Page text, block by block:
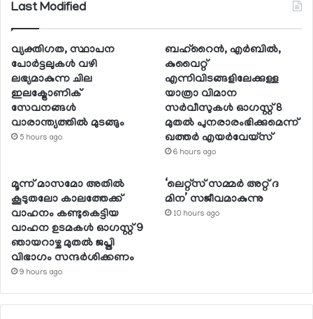
Last Modified
വ്യക്തിഗത, സ്ഥാപന
പോര്‍ട്ടലുകള്‍ വഴി
ലഭ്യമാകുന്ന ചില
ഇലക്ട്രോണിക്
സേവനങ്ങള്‍
വാരാന്ത്യത്തില്‍ മുടങ്ങും
5 hours ago
ബഹ്റൈന്‍, എര്‍ബില്‍,
കുവൈറ്റ്
എന്നിവിടങ്ങളിലേക്കുള്ള
യാത്രാ വിമാന
സര്‍വീസുകള്‍ ഓഗസ്റ്റ് 8
മുതല്‍ പുനരാരംഭിക്കുമെന്ന്
ഖത്തര്‍ എയര്‍വേയ്സ്
6 hours ago
മൂന്ന് മാസമോ അതില്‍
കൂടുതലോ കാലത്തേക്ക്
വാഹനം കണ്ടുകെട്ടിയ
വാഹന ഉടമകള്‍ ഓഗസ്റ്റ് 9
ഞായറാഴ്ച മുതല്‍ ജപ്തി
വിഭാഗം സന്ദര്‍ശിക്കണം
9 hours ago
‘ലെറ്റ്‌സ് സമ്മര്‍ അറ്റ് ദ
മിന’ സജീവമാകുന്നു
10 hours ago